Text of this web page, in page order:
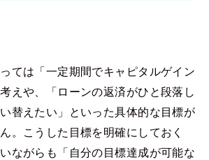
ては「一定期間でキャピタルゲイン
えや、「ローンの返済がひと段落し
替えたい」といった具体的な目標が
。こうした目標を明確にしておく
ながらも「自分の目標達成が可能な